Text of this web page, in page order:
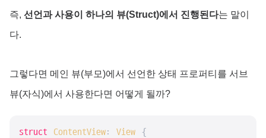
즉, 선언과 사용이 하나의 뷰(Struct)에서 진행된다는 말이
다.
그렇다면 메인 뷰(부모)에서 선언한 상태 프로퍼티를 서브
뷰(자식)에서 사용한다면 어떻게 될까?
struct ContentView: View
{